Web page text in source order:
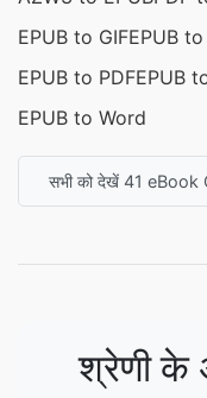
EPUB to GIFEPUB
EPUB to PDFEPUB
EPUB to Word
सभी को देखें 41
श्रेणी के